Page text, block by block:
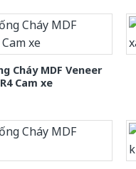
Cháy MDF Veneer
Cam xe